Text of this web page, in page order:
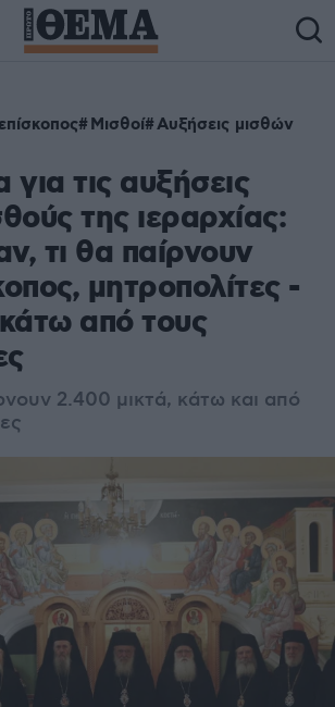
Μισθοί Αυξήσεις μισθών
τις αυξήσεις
της ιεραρχίας:
τι θα παίρνουν
μητροπολίτες -
από τους
2.400 μικτά, κάτω και από